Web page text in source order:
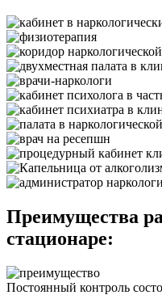
Преимущества
стационаре:
Постоянный контроль